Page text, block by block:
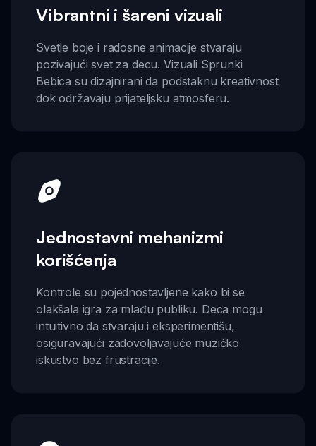
Vibrantni i šareni vizuali
Svetle boje i radosne animacije stvaraju
pozivajući svet za decu. Vizuali Sprunki
Bebica su dizajnirani da podstaknu kreativnost
dok održavaju prijateljsku atmosferu.
Jednostavni mehanizmi
korišćenja
Kontrole su pojednostavljene kako bi se
olakšala igra za mlađu publiku. Deca mogu
intuitivno da stvaraju i eksperimentišu,
osiguravajući zadovoljavajuće muzičko
iskustvo bez frustracije.